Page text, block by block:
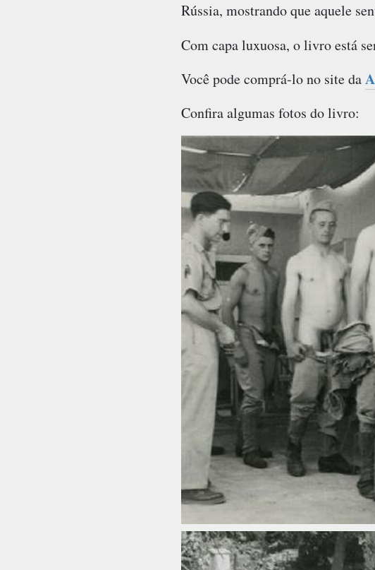
Rússia, mostrando que aquele
Com capa luxuosa, o livro está
Você pode comprá-lo no site da
Confira algumas fotos do livro: